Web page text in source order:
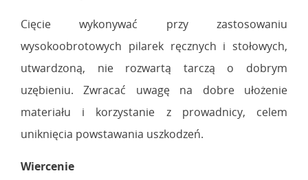
Cięcie wykonywać przy zastosowaniu
wysokoobrotowych pilarek ręcznych i stołowych,
utwardzoną, nie rozwartą tarczą o dobrym
uzębieniu. Zwracać uwagę na dobre ułożenie
materiału i korzystanie z prowadnicy, celem
uniknięcia powstawania uszkodzeń.
Wiercenie